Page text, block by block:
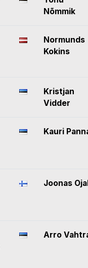
Nõmmik
Normunds
Kokins
Kristjan
Vidder
Kauri
Joonas
Arro